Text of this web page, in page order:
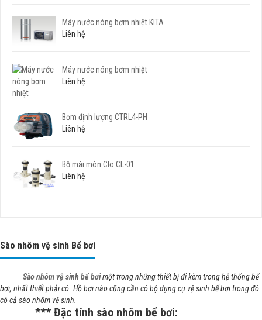
Máy nước nóng bơm nhiệt KITA
Liên hệ
Máy nước nóng bơm nhiệt
Liên hệ
Bơm định lượng CTRL4-PH
Liên hệ
Bộ mài mòn Clo CL-01
Liên hệ
Sào nhôm vệ sinh Bể bơi
Sào nhôm vệ sinh bể bơimột trong những thiết bị đi kèm trong hệ thống bể
bơi, nhất thiết phải có. Hồ bơi nào cũng cần có bộ dụng cụ vệ sinh bể bơi trong đó
có cả sào nhôm vệ sinh.
*** Đặc tính sào nhôm bể bơi: